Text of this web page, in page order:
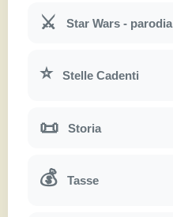
⚔ Star Wars - parodia
⭐ Stelle Cadenti
📜 Storia
💰 Tasse